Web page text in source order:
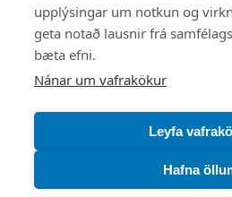
upplýsingar um notkun og
geta notað lausnir frá
bæta efni.
Nánar um vafrakökur
Leyfa
Hafna
Mest skoðað
Starfsstöðvar
Náttúruverndarstofnun